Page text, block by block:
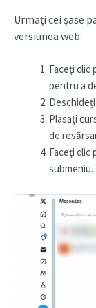
Urmați cei șase
versiunea web:
Faceți clic
pentru a
Plasați
de
Faceți clic
submeniu.